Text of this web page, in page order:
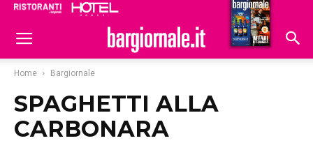
Hoteldomani
Home Bargiornale
SPAGHETTI ALLA
CARBONARA